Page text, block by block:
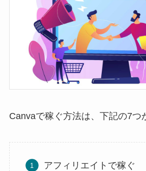
Canvaで稼ぐ方法は、下記の7つ
アフィリエイトで稼ぐ